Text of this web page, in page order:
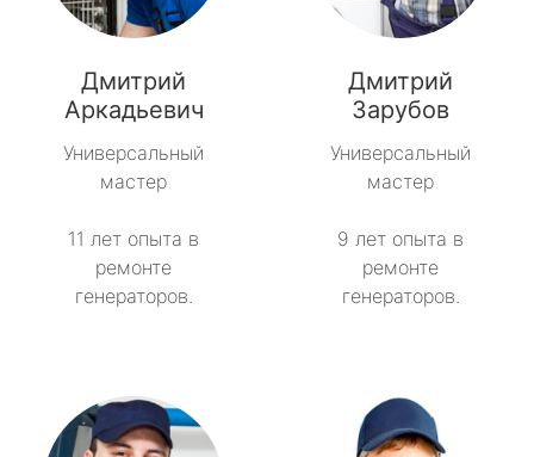
Дмитрий
Аркадьевич
Универсальный
мастер
11 лет опыта в
ремонте
генераторов.
Дмитрий
Зарубов
Универсальный
мастер
9 лет опыта в
ремонте
генераторов.